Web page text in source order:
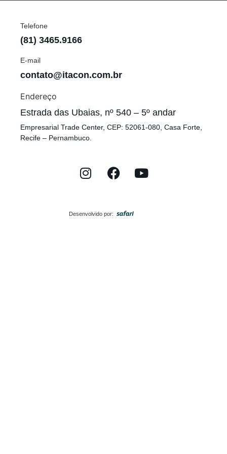
Telefone
(81) 3465.9166
E-mail
contato@itacon.com.br
Endereço
Estrada das Ubaias, nº 540 – 5º andar
Empresarial Trade Center, CEP: 52061-080, Casa Forte,
Recife – Pernambuco.
Desenvolvido por: